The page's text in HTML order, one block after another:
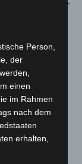
Person,
der
einen
im Rahmen
nach dem
erhalten,